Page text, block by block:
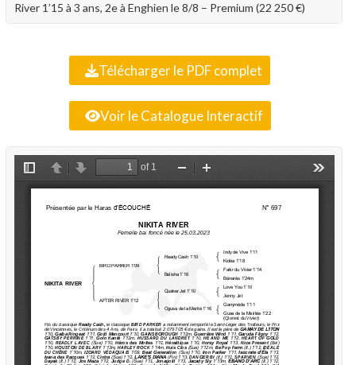
River 1’15 à 3 ans, 2e à Enghien le 8/8 – Premium (22 250 €)
Télécharger le PDF complet
Voir le Catalogue Interactif